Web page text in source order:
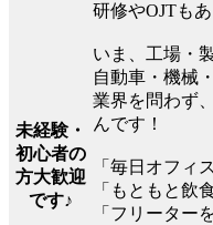
未経験・
初心者の
方大歓迎
です♪
研修やOJTも
いま、工場・
自動車・機械
業界を問わず
んです！
「毎日オフィ
「もともと飲
「フリーター